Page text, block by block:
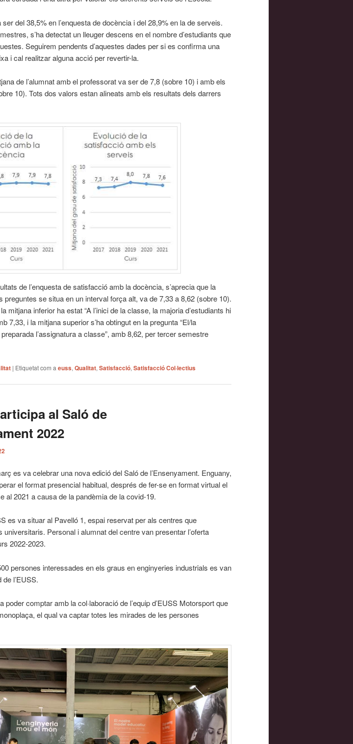
del 38,5% en l’enquesta de docència i del 28,9% en la de serveis.
s’ha detectat un lleuger descens en el nombre d’estudiants que
Seguirem pendents d’aquestes dades per si es confirma una
i cal realitzar alguna acció per revertir-la.
de l’alumnat amb el professorat va ser de 7,8 (sobre 10) i amb els
10). Tots dos valors estan alineats amb els resultats dels darrers
de l’enquesta de satisfacció amb la docència, s’aprecia que la
preguntes se situa en un interval força alt, va de 7,33 a 8,62 (sobre 10).
mitjana inferior ha estat “A l’inici de la classe, la majoria d’estudiants hi
7,33, i la mitjana superior s’ha obtingut en la pregunta “El/la
l’assignatura a classe”, amb 8,62, per tercer semestre
| Etiquetat com a euss, Qualitat, Satisfacció, Satisfacció Col·lectius
al Saló de
2022
es va celebrar una nova edició del Saló de l’Ensenyament. Enguany,
el format presencial habitual, després de fer-se en format virtual el
al 2021 a causa de la pandèmia de la covid-19.
es va situar al Pavelló 1, espai reservat per als centres que
universitaris. Personal i alumnat del centre van presentar l’oferta
2022-2023.
persones interessades en els graus en enginyeries industrials es van
de l’EUSS.
poder comptar amb la col·laboració de l’equip d’EUSS Motorsport que
el qual va captar totes les mirades de les persones